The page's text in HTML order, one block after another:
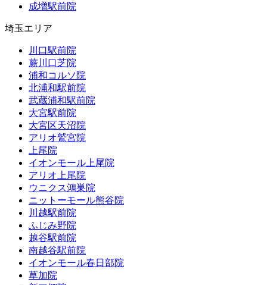
成増駅前院
埼玉エリア
川口駅前院
蕨川口芝院
浦和コルソ院
北浦和駅前院
武蔵浦和駅前院
大宮駅前院
大宮区天沼院
アリオ鷲宮院
上尾院
イオンモール上尾院
アリオ上尾院
ウニクス鴻巣院
ニットーモール熊谷院
川越駅前院
ふじみ野院
越谷駅前院
南越谷駅前院
イオンモール春日部院
草加院